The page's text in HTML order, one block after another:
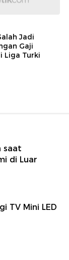
Jadi
Gaji
Liga Turki
saat
di Luar
TV Mini LED